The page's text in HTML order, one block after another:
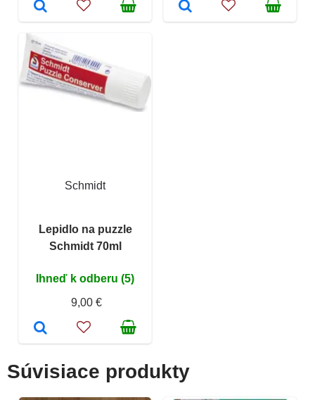
Schmidt
Lepidlo na puzzle
Schmidt 70ml
Ihneď k odberu (5)
9,00 €
Súvisiace produkty